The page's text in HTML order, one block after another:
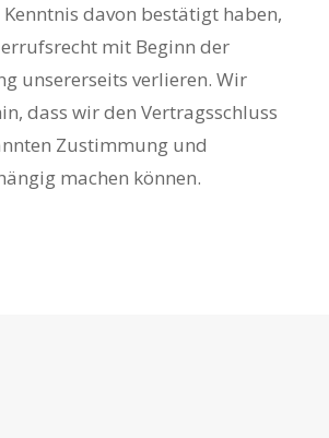
davon bestätigt haben,
mit Beginn der
unsererseits verlieren. Wir
dass wir den Vertragsschluss
Zustimmung und
machen können.